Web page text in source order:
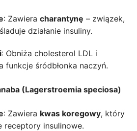
: Zawiera charantynę – związek,
działanie insuliny.
: Obniża cholesterol LDL i
funkcje śródbłonka naczyń.
(Lagerstroemia speciosa)
: Zawiera kwas koregowy, który
receptory insulinowe.